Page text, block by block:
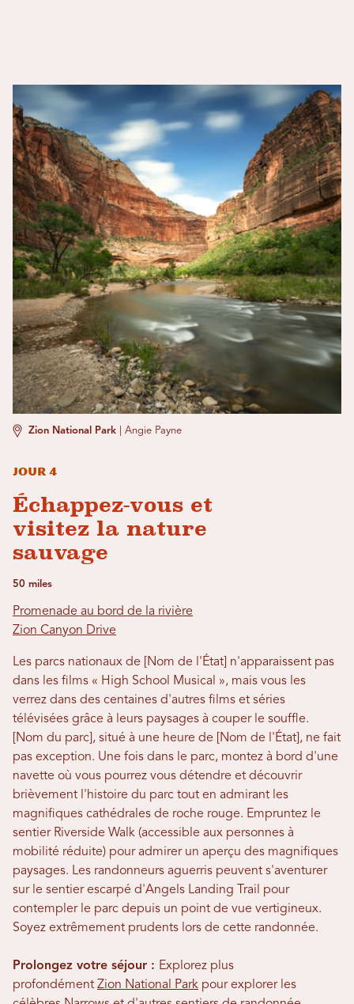
Zion National Park Angie Payne
Jour 4
Échappez-vous et
visitez la nature
sauvage
50 miles
Promenade au bord de la rivière
Zion Canyon Drive
Les parcs nationaux de [Nom de l'État] n'apparaissent pas
dans les films « High School Musical », mais vous les
verrez dans des centaines d'autres films et séries
télévisées grâce à leurs paysages à couper le souffle.
[Nom du parc], situé à une heure de [Nom de l'État], ne fait
pas exception. Une fois dans le parc, montez à bord d'une
navette où vous pourrez vous détendre et découvrir
brièvement l'histoire du parc tout en admirant les
magnifiques cathédrales de roche rouge. Empruntez le
sentier Riverside Walk (accessible aux personnes à
mobilité réduite) pour admirer un aperçu des magnifiques
paysages. Les randonneurs aguerris peuvent s'aventurer
sur le sentier escarpé d'Angels Landing Trail pour
contempler le parc depuis un point de vue vertigineux.
Soyez extrêmement prudents lors de cette randonnée.
Prolongez votre séjour : Explorez plus
profondément Zion National Park pour explorer les